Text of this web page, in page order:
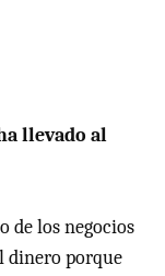
llevado al
de los negocios
dinero porque